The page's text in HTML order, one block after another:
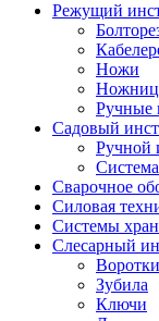
Режущий
Ножи
Ручные
Садовый
Ручной
Сварочное
Силовая
Системы
Слесарный
Зубила
Ключи